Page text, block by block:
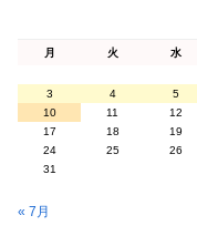
月 火 水
3
4 5
10
11 12
17
18 19
24
25 26
31
« 7月